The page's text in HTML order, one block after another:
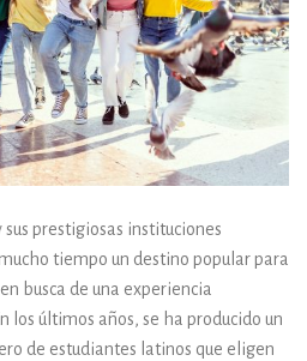
sus prestigiosas instituciones
tiempo un destino popular para
busca de una experiencia
los últimos años, se ha producido un
de estudiantes latinos que eligen